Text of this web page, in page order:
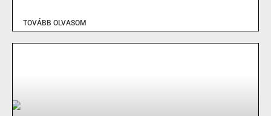
TOVÁBB OLVASOM